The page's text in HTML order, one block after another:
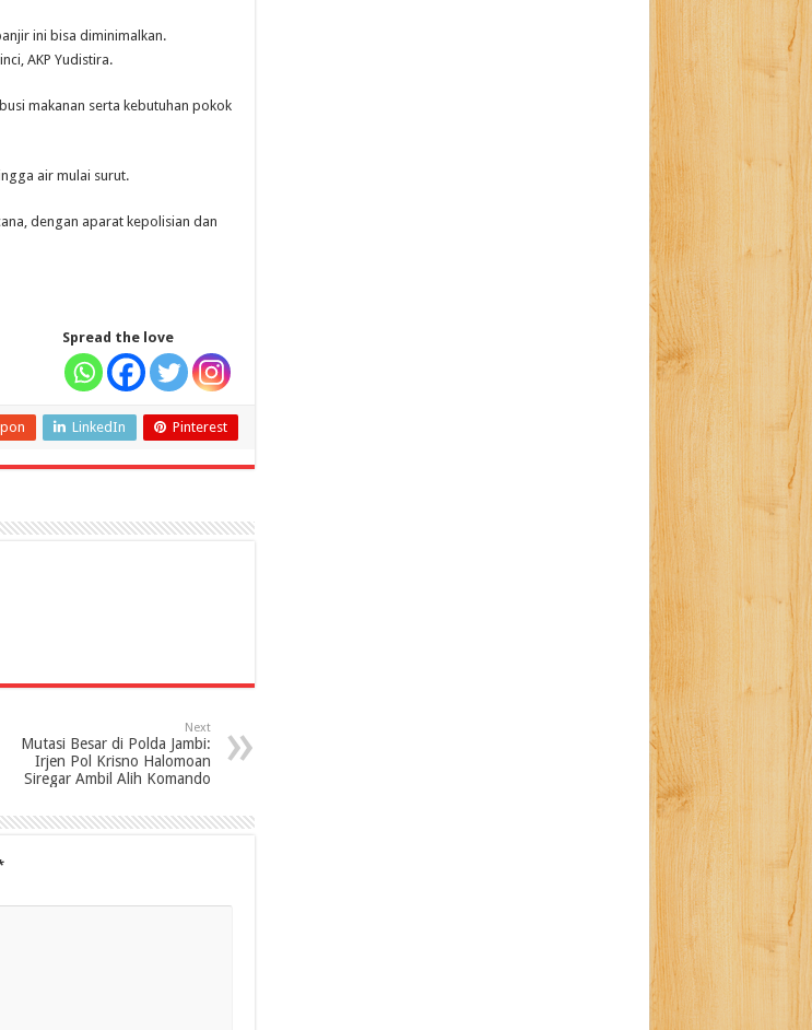
ini bisa diminimalkan.
AKP Yudistira.
makanan serta kebutuhan pokok
air mulai surut.
dengan aparat kepolisian dan
Spread the love
LinkedIn Pinterest
Next
Mutasi Besar di Polda Jambi:
Irjen Pol Krisno Halomoan
Siregar Ambil Alih Komando